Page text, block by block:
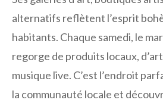
alternatifs reflètent l’esprit
habitants. Chaque samedi, le
regorge de produits locaux,
musique live. C’est l’endroit
la communauté locale et